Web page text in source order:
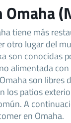
Omaha
tiene más
otro lugar del
son conocidas
alimentada
son libres
los patios
A
en Omaha.